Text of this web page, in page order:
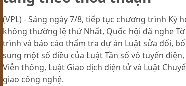
(VPL) - Sáng ngày 7/8, tiếp tục chương trình Kỳ
không thường lệ thứ Nhất, Quốc hội đã nghe Tờ
trình và báo cáo thẩm tra dự án Luật sửa đổi, bổ
sung một số điều của Luật Tần số vô tuyến
Viễn thông, Luật Giao dịch điện tử và Luật
giao công nghệ.